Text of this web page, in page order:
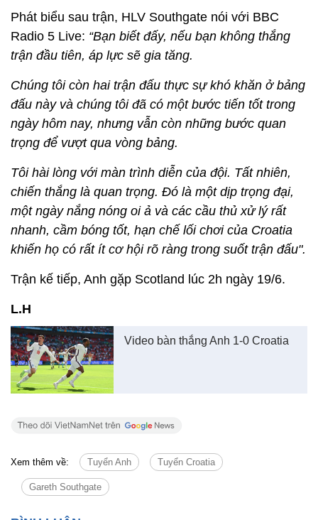
Phát biểu sau trận, HLV Southgate nói với BBC
Radio 5 Live: “Bạn biết đấy, nếu bạn không thắng
trận đầu tiên, áp lực sẽ gia tăng.
Chúng tôi còn hai trận đấu thực sự khó khăn ở bảng
đấu này và chúng tôi đã có một bước tiến tốt trong
ngày hôm nay, nhưng vẫn còn những bước quan
trọng để vượt qua vòng bảng.
Tôi hài lòng với màn trình diễn của đội. Tất nhiên,
chiến thắng là quan trọng. Đó là một dịp trọng đại,
một ngày nắng nóng oi ả và các cầu thủ xử lý rất
nhanh, cầm bóng tốt, hạn chế lối chơi của Croatia
khiến họ có rất ít cơ hội rõ ràng trong suốt trận đấu".
Trận kế tiếp, Anh gặp Scotland lúc 2h ngày 19/6.
L.H
Video bàn thắng Anh 1-0 Croatia
Xem thêm về: Tuyển Anh Tuyển Croatia
Gareth Southgate